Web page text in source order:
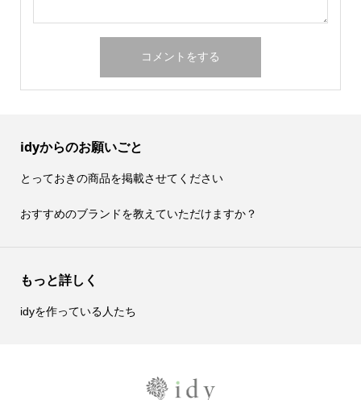
idyからのお願いごと
とっておきの商品を掲載させてください
おすすめのブランドを教えていただけますか？
もっと詳しく
idyを作っている人たち